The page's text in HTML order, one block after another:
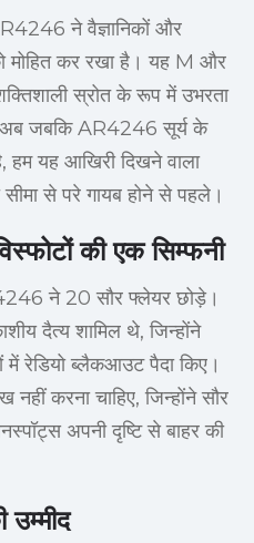
ने वैज्ञानिकों और
मोहित कर रखा है। यह M और
स्रोत के रूप में उभरता
जबकि AR4246 सूर्य के
हम यह आखिरी दिखने वाला
से परे गायब होने से पहले।
की एक सिम्फनी
ने 20 सौर फ्लेयर छोड़े।
दैत्य शामिल थे, जिन्होंने
में रेडियो ब्लैकआउट पैदा किए।
करना चाहिए, जिन्होंने सौर
अपनी दृष्टि से बाहर की